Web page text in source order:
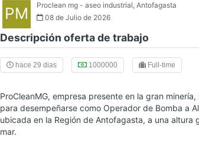
PM Proclean mg - aseo industrial, Antofagasta
08 de Julio de 2026
Descripción oferta de trabajo
hace 29 dias 1000000 Full-time
ProCleanMG, empresa presente en la gran
para desempeñarse como Operador de Bomba a
ubicada en la Región de Antofagasta, a una
mar.